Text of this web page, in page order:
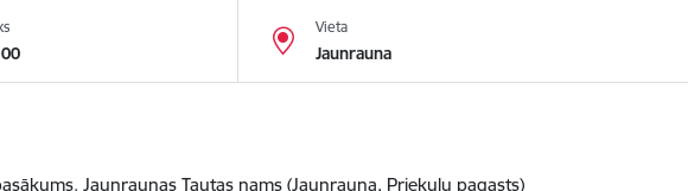
Vieta
Jaunrauna
Jaunraunas Tautas nams (Jaunrauna, Priekuļu pagasts)